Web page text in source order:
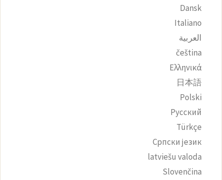
Dansk
Italiano
العربية
čeština‎
Ελληνικά
日本語
Polski
Русский
Türkçe
Српски језик
latviešu valoda
Slovenčina